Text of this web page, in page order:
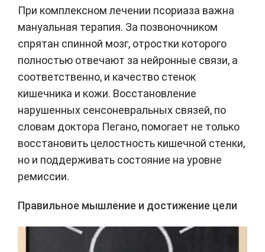
При комплексном лечении псориаза важна
мануальная терапия. За позвоночником
спрятан спинной мозг, отростки которого
полностью отвечают за нейронные связи, а
соответственно, и качество стенок
кишечника и кожи. Восстановление
нарушенных сенсоневральных связей, по
словам доктора Пегано, помогает не только
восстановить целостность кишечной стенки,
но и поддерживать состояние на уровне
ремиссии.
Правильное мышление и достижение цели